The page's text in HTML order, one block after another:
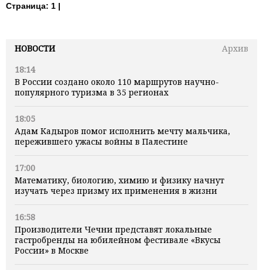
НОВОСТИ
Архив
18:14
В России создано около 110 маршрутов научно-
популярного туризма в 35 регионах
18:05
Адам Кадыров помог исполнить мечту мальчика,
пережившего ужасы войны в Палестине
17:00
Математику, биологию, химию и физику начнут
изучать через призму их применения в жизни
16:58
Производители Чечни представят локальные
гастробренды на юбилейном фестивале «Вкусы
России» в Москве
Страница: 1 |